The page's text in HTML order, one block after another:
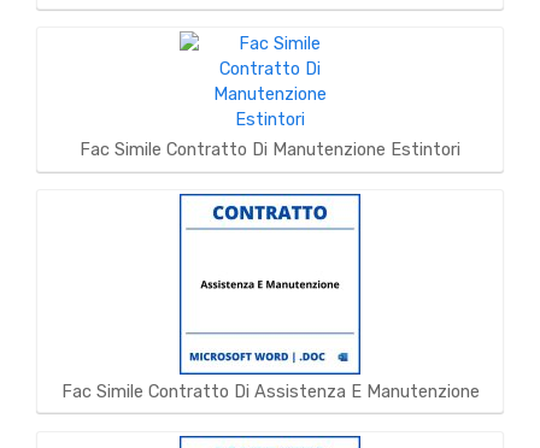
Fac Simile Contratto Di Manutenzione Estintori
Fac Simile Contratto Di Assistenza E Manutenzione